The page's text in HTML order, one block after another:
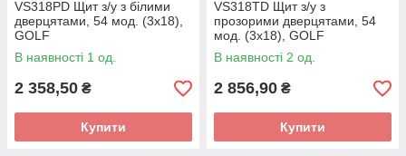
VS318PD Щит з/у з білими
дверцятами, 54 мод. (3х18),
GOLF
В наявності 1 од.
2 358,50 ₴
Купити
VS318TD Щит з/у з
прозорими дверцятами, 54
мод. (3х18), GOLF
В наявності 2 од.
2 856,90 ₴
Купити